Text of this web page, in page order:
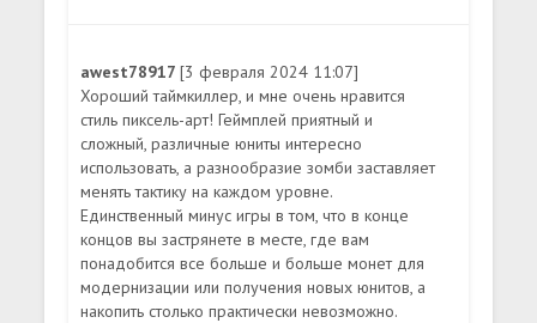
awest78917[3 февраля 2024 11:07]
Хороший таймкиллер, и мне очень нравится
стиль пиксель-арт! Геймплей приятный и
сложный, различные юниты интересно
использовать, а разнообразие зомби заставляет
менять тактику на каждом уровне.
Единственный минус игры в том, что в конце
концов вы застрянете в месте, где вам
понадобится все больше и больше монет для
модернизации или получения новых юнитов, а
накопить столько практически невозможно.